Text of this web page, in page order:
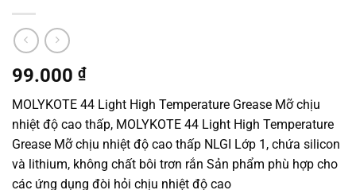
99.000 ₫
MOLYKOTE 44 Light High Temperature Grease Mỡ chịu
nhiệt độ cao thấp, MOLYKOTE 44 Light High Temperature
Grease Mỡ chịu nhiệt độ cao thấp NLGI Lớp 1, chứa silicon
và lithium, không chất bôi trơn rắn Sản phẩm phù hợp cho
các ứng dụng đòi hỏi chịu nhiệt độ cao